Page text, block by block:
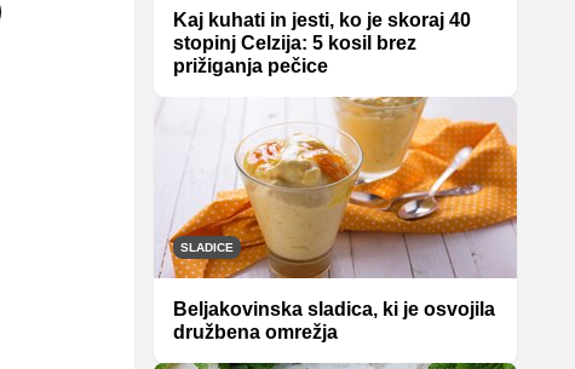
Kaj kuhati in jesti, ko je skoraj 40
stopinj Celzija: 5 kosil brez
prižiganja pečice
SLADICE
Beljakovinska sladica, ki je osvojila
družbena omrežja